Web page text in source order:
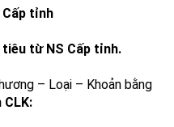
tỉnh
từ NS Cấp tỉnh.
– Loại – Khoản bằng
CLK: